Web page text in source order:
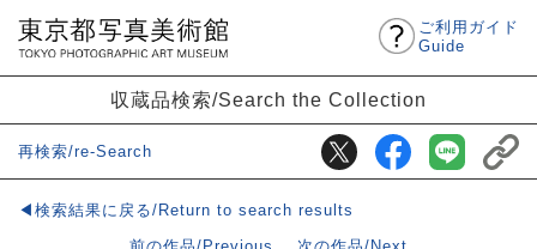
ご利用ガイド
Guide
収蔵品検索/Search the Collection
再検索/re-Search
◀検索結果に戻る/Return to search results